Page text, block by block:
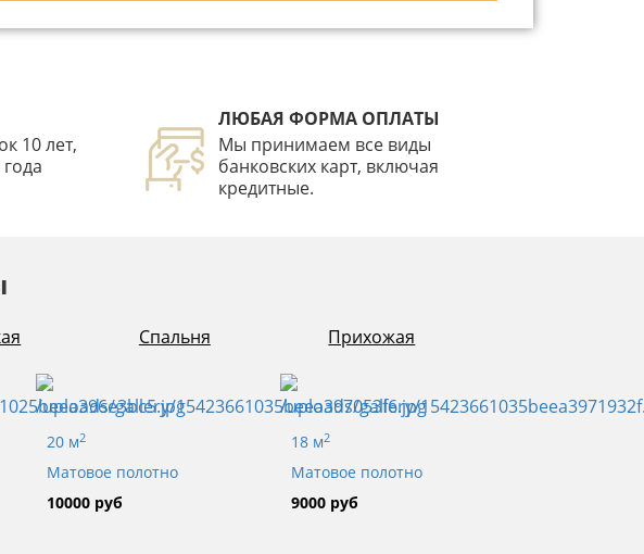
10 лет,
ЛЮБАЯ ФОРМА ОПЛАТЫ
Мы принимаем все виды
банковских карт, включая
кредитные.
Спальня Прихожая
20 м2
Матовое полотно
10000 руб
18 м2
Матовое полотно
9000 руб